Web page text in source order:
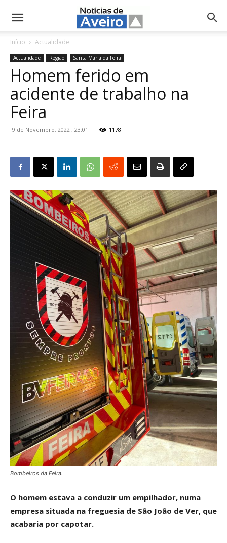
NotíciasdeAveiro.pt
Início Actualidade
Actualidade Região Santa Maria da Feira
Homem ferido em
acidente de trabalho na
Feira
9 de Novembro, 2022 , 23:01 1178
Bombeiros da Feira.
O homem estava a conduzir um empilhador, numa
empresa situada na freguesia de São João de Ver, que
acabaria por capotar.